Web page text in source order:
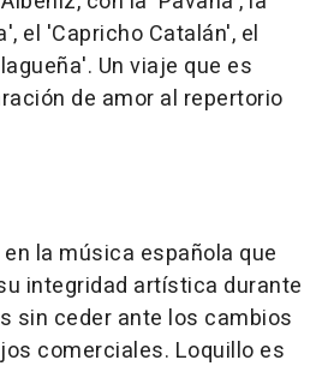
el 'Capricho Catalán', el
Un viaje que es
de amor al repertorio
la música española que
integridad artística durante
sin ceder ante los cambios
comerciales. Loquillo es